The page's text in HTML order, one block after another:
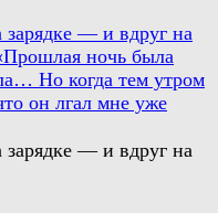
— и вдруг на
ночь была
Но когда тем утром
он лгал мне уже
— и вдруг на